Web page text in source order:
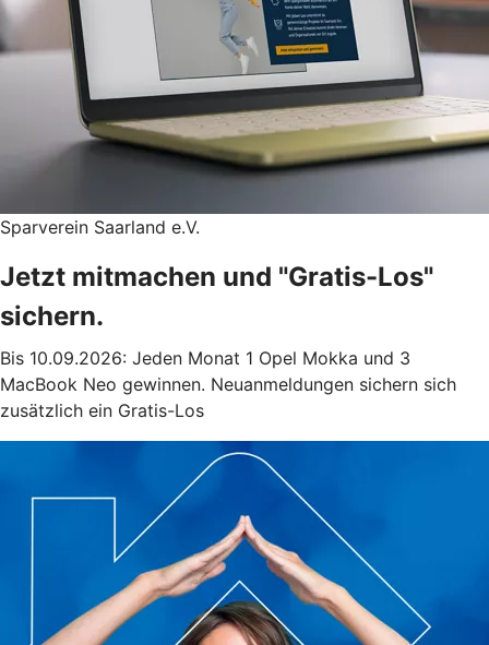
Sparverein Saarland e.V.
Jetzt mitmachen und "Gratis-Los"
sichern.
Bis 10.09.2026: Jeden Monat 1 Opel Mokka und 3
MacBook Neo gewinnen. Neuanmeldungen sichern sich
zusätzlich ein Gratis-Los